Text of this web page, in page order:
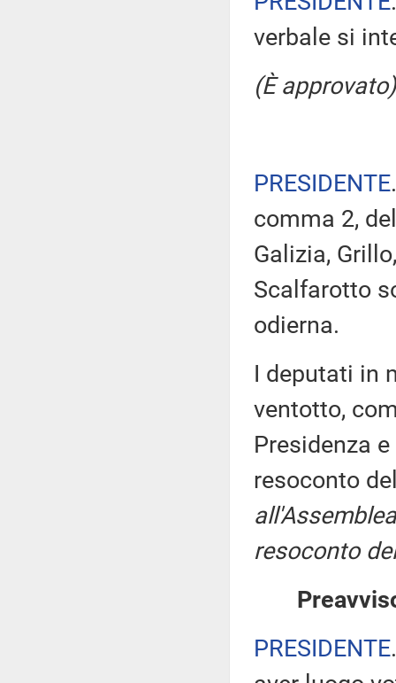
verbale si
(È approvato)
PRESIDENTE
comma 2,
Galizia,
Scalfarotto
odierna.
I deputati in
ventotto,
Presidenza
resoconto
resoconto
PRESIDENTE